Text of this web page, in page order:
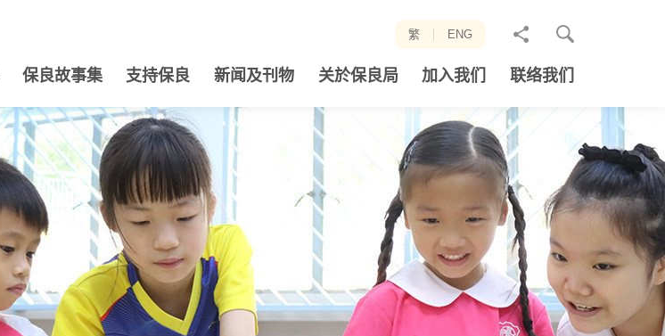
繁 ENG
分
至
保良故事集 支持保良 新闻及刊物 关於保良局 加入我们 联络我们